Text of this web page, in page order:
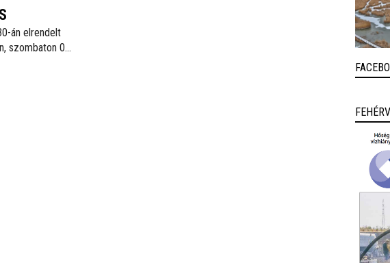
án elrendelt
szombaton 0